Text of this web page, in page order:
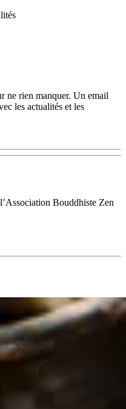
ne rien manquer. Un email
les actualités et les
Bouddhiste Zen